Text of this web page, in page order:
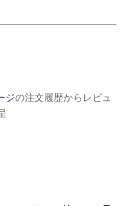
ジの注文履歴からレビュ